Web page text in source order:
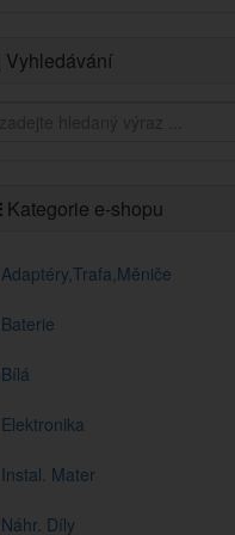
Vyhledávání
Kategorie e-shopu
Adaptéry,Trafa,Měniče
Baterie
Bílá
Elektronika
Instal. Mater
Náhr. Díly